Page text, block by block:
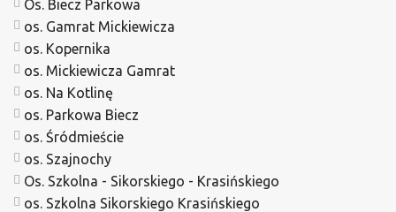
Os. Biecz Parkowa
os. Gamrat Mickiewicza
os. Kopernika
os. Mickiewicza Gamrat
os. Na Kotlinę
os. Parkowa Biecz
os. Śródmieście
os. Szajnochy
Os. Szkolna - Sikorskiego - Krasińskiego
os. Szkolna Sikorskiego Krasińskiego